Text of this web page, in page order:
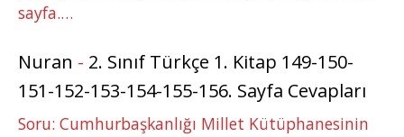
sayfa.…
Nuran - 2. Sınıf Türkçe 1. Kitap 149-150-
151-152-153-154-155-156. Sayfa Cevapları
Soru: Cumhurbaşkanlığı Millet Kütüphanesinin